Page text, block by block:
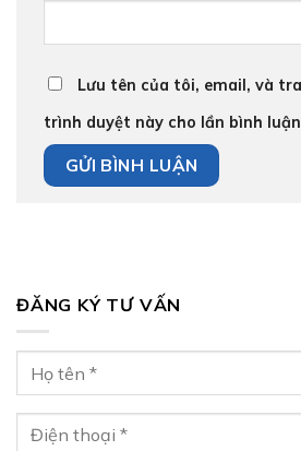
Lưu tên của tôi, email, và
trình duyệt này cho lần bình
ĐĂNG KÝ TƯ VẤN